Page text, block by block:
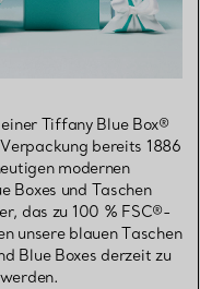
Tiffany Blue Box®
bereits 1886
modernen
Boxes und Taschen
das zu 100 % FSC®-
unsere blauen Taschen
Blue Boxes derzeit zu